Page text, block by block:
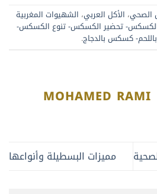
الصحي، الأكل العربي، الشهيوات المغربية
تحضير الكسكس- تنوع الكسكس-
كسكس بالدجاج.
MOHAMED RAMI
مميزات البسطيلة وأنواعها